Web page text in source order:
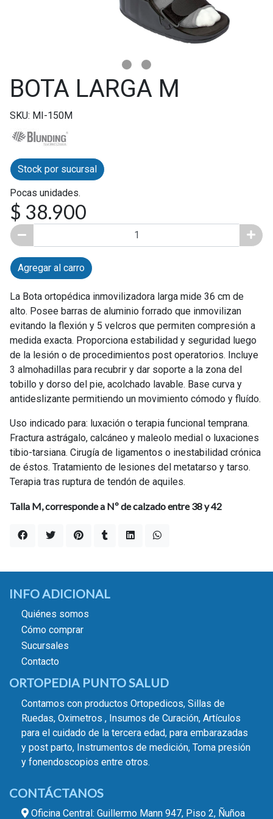
BOTA LARGA M
SKU: MI-150M
Stock por sucursal
Pocas unidades.
$ 38.900
Agregar al carro
La Bota ortopédica inmovilizadora larga mide 36 cm de
alto. Posee barras de aluminio forrado que inmovilizan
evitando la flexión y 5 velcros que permiten compresión a
medida exacta. Proporciona estabilidad y seguridad luego
de la lesión o de procedimientos post operatorios. Incluye
3 almohadillas para recubrir y dar soporte a la zona del
tobillo y dorso del pie, acolchado lavable. Base curva y
antideslizante permitiendo un movimiento cómodo y fluído.
Uso indicado para: luxación o terapia funcional temprana.
Fractura astrágalo, calcáneo y maleolo medial o luxaciones
tibio-tarsiana. Cirugía de ligamentos o inestabilidad crónica
de éstos. Tratamiento de lesiones del metatarso y tarso.
Terapia tras ruptura de tendón de aquiles.
Talla M, corresponde a Nº de calzado entre 38 y 42
INFO ADICIONAL
Quiénes somos
Cómo comprar
Sucursales
Contacto
ORTOPEDIA PUNTO SALUD
Contamos con productos Ortopedicos, Sillas de
Ruedas, Oximetros , Insumos de Curación, Artículos
para el cuidado de la tercera edad, para embarazadas
y post parto, Instrumentos de medición, Toma presión
y fonendoscopios entre otros.
CONTÁCTANOS
Oficina Central: Guillermo Mann 947, Piso 2, Ñuñoa